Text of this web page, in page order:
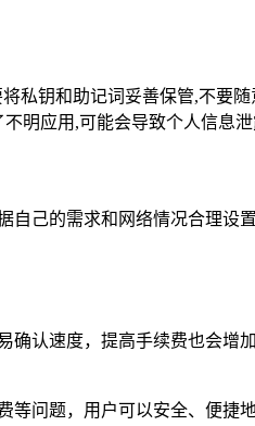
私钥和助记词妥善保管,不要随
明应用,可能会导致个人信息泄
自己的需求和网络情况合理设
确认速度，提高手续费也会增
等问题，用户可以安全、便捷